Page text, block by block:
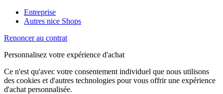
Entreprise
Autres nice Shops
Renoncer au contrat
Personnalisez votre expérience d'achat
Ce n'est qu'avec votre consentement individuel que nous utilisons
des cookies et d'autres technologies pour vous offrir une expérience
d'achat personnalisée.